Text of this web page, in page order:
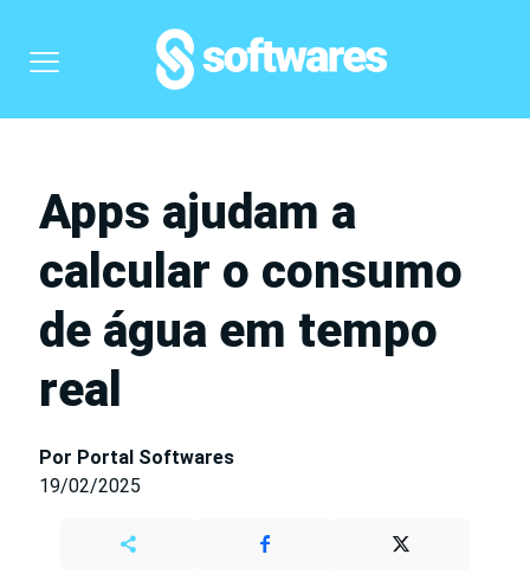
Apps ajudam a
calcular o consumo
de água em tempo
real
Por Portal Softwares
19/02/2025